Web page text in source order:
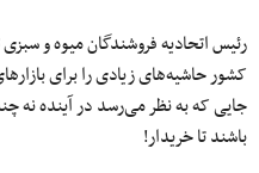
رئیس اتحادیه فروشندگان میوه و
کشور حاشیه‌های زیادی را برای
جایی که به نظر می‌رسد در آینده نه
باشند تا خریدار!